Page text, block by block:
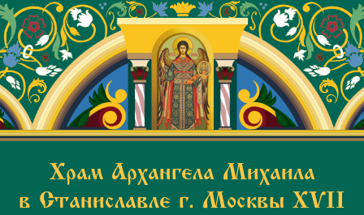
Храм Архангела Михаила
в Станиславле г. Москвы XVII